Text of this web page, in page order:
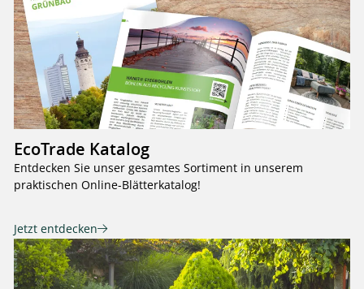
EcoTrade Katalog
Entdecken Sie unser gesamtes Sortiment in unserem
praktischen Online-Blätterkatalog!
Jetzt entdecken